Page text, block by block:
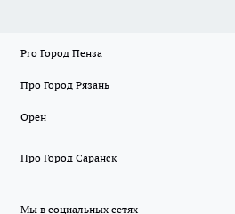
Pro Город Пенза
Про Город Рязань
Орен
Про Город Саранск
Мы в социальных сетях